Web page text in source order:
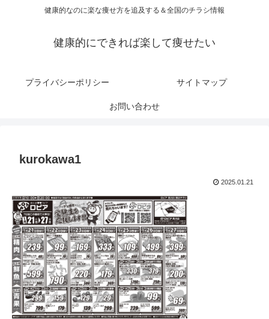
健康的なのに楽な痩せ方を追及する＆全国のチラシ情報
健康的にできれば楽して痩せたい
プライバシーポリシー サイトマップ
お問い合わせ
kurokawa1
2025.01.21